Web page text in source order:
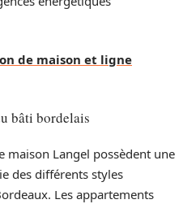
de maison et ligne
bâti bordelais
maison Langel possèdent une
des différents styles
Les appartements